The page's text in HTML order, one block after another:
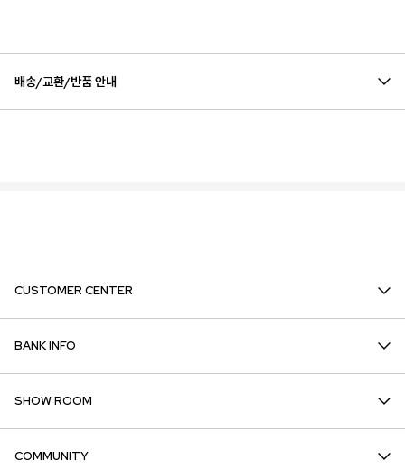
배송/교환/반품 안내
CUSTOMER CENTER
BANK INFO
SHOW ROOM
COMMUNITY